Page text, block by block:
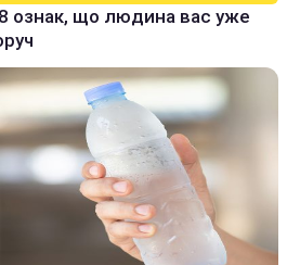
ознак, що людина вас уже